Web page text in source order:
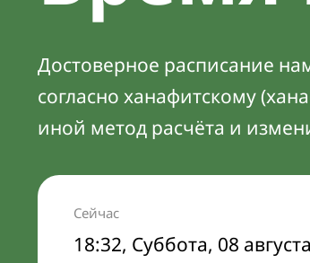
Достоверное расписание
согласно ханафитскому
иной метод расчёта и
Сейчас
18:32, Суббота, 08 августа